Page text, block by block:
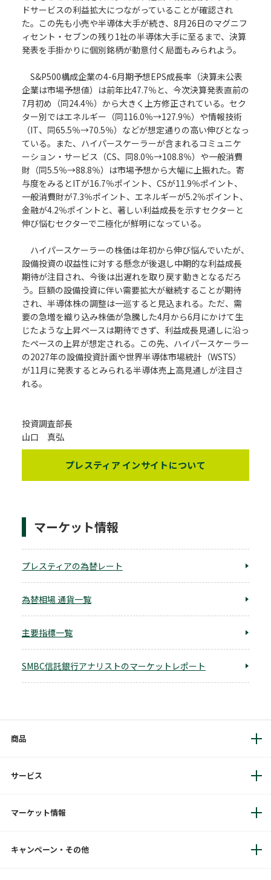
ドサービスの利益拡大につながっていることが確認され
た。この先も小売や半導体大手が続き、8月26日のマグニフ
ィセント・セブンの残り1社の半導体大手に至るまで、決算
発表を手掛かりに個別銘柄が動意付く局面もみられよう。
S&P500構成企業の4-6月期予想EPS成長率（決算未公表
企業は市場予想値）は前年比47.7％と、今次決算発表直前の
7月初め（同24.4％）から大きく上方修正されている。セク
ター別ではエネルギー（同116.0％→127.9％）や情報技術
（IT、同65.5％→70.5％）などが想定通りの高い伸びとなっ
ている。また、ハイパースケーラーが含まれるコミュニケ
ーション・サービス（CS、同8.0％→108.8％）や一般消費
財（同5.5％→88.8％）は市場予想から大幅に上振れた。寄
与度をみるとITが16.7％ポイント、CSが11.9％ポイント、
一般消費財が7.3％ポイント、エネルギーが5.2％ポイント、
金融が4.2％ポイントと、著しい利益成長を示すセクターと
伸び悩むセクターで二極化が鮮明になっている。
ハイパースケーラーの株価は年初から伸び悩んでいたが、
設備投資の収益性に対する懸念が後退し中期的な利益成長
期待が注目され、今後は出遅れを取り戻す動きとなるだろ
う。巨額の設備投資に伴い需要拡大が継続することが期待
され、半導体株の調整は一巡すると見込まれる。ただ、需
要の急増を織り込み株価が急騰した4月から6月にかけて生
じたような上昇ペースは期待できず、利益成長見通しに沿っ
たペースの上昇が想定される。この先、ハイパースケーラー
の2027年の設備投資計画や世界半導体市場統計（WSTS）
が11月に発表するとみられる半導体売上高見通しが注目さ
れる。
投資調査部長
山口 真弘
プレスティア インサイトについて
マーケット情報
プレスティアの為替レート
為替相場 通貨一覧
主要指標一覧
SMBC信託銀行アナリストのマーケットレポート
商品
サービス
マーケット情報
キャンペーン・その他